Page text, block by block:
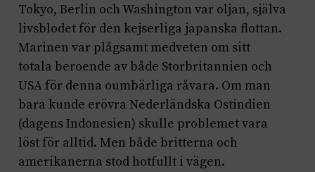
Tokyo, Berlin och Washington var oljan, själva
livsblodet för den kejserliga japanska flottan.
Marinen var plågsamt medveten om sitt
totala beroende av både Storbritannien och
USA för denna oumbärliga råvara. Om man
bara kunde erövra Nederländska Ostindien
(dagens Indonesien) skulle problemet vara
löst för alltid. Men både britterna och
amerikanerna stod hotfullt i vägen.